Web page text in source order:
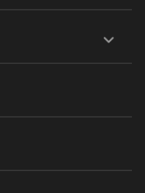
培训 兴趣培训
企微SCRM